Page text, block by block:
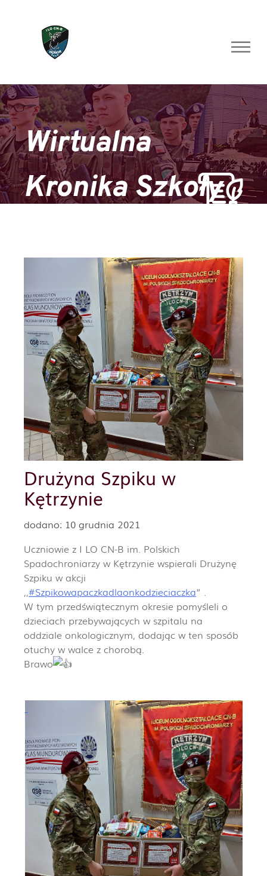
Wirtualna
Kronika Szkoły
Drużyna Szpiku w
Kętrzynie
dodano: 10 grudnia 2021
Uczniowie z I LO CN-B im. Polskich
Spadochroniarzy w Kętrzynie wspierali Drużynę
Szpiku w akcji
,,#Szpikowapaczkadlaonkodzieciaczka” .
W tym przedświątecznym okresie pomyśleli o
dzieciach przebywających w szpitalu na
oddziale onkologicznym, dodając w ten sposób
otuchy w walce z chorobą.
Brawo